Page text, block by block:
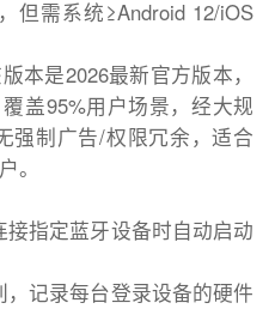
但需系统≥Android 12/iOS
本是2026最新官方版本，
盖95%用户场景，经大规
强制广告/权限冗余，适合
。
指定蓝牙设备时自动启动
记录每台登录设备的硬件